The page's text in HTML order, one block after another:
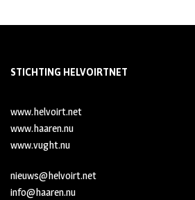
STICHTING HELVOIRTNET
www.helvoirt.net
www.haaren.nu
www.vught.nu
nieuws@helvoirt.net
info@haaren.nu